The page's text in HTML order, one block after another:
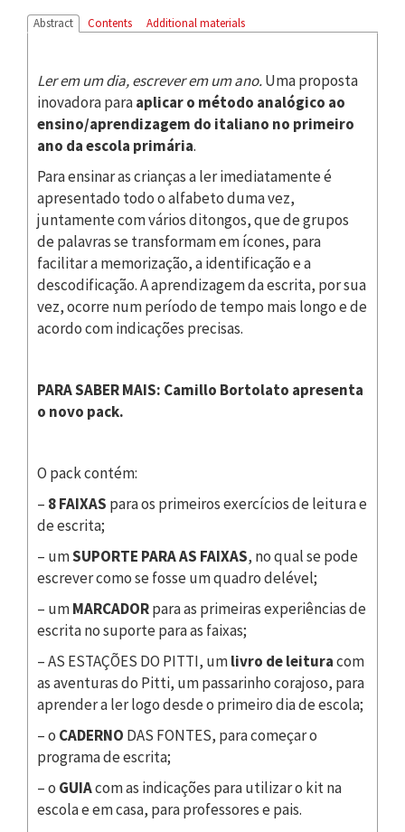
Abstract Contents Additional materials
Ler em um dia, escrever em um ano.Uma proposta
inovadora paraaplicar o método analógico ao
ensino/aprendizagem do italiano no primeiro
ano da escola primária.
Para ensinar as crianças a ler imediatamente é
apresentado todo o alfabeto duma vez,
juntamente com vários ditongos, que de grupos
de palavras se transformam em ícones, para
facilitar a memorização, a identificação e a
descodificação. A aprendizagem da escrita, por sua
vez, ocorre num período de tempo mais longo e de
acordo com indicações precisas.
PARA SABER MAIS: Camillo Bortolato apresenta
o novo pack.
O pack contém:
– 8 FAIXAS para os primeiros exercícios de leitura e
de escrita;
– umSUPORTE PARA AS FAIXAS, no qual se pode
escrever como se fosse um quadro delével;
– umMARCADORpara as primeiras experiências de
escrita no suporte para as faixas;
– AS ESTAÇÕES DO PITTI, umlivro de leituracom
as aventuras do Pitti, um passarinho corajoso, para
aprender a ler logo desde o primeiro dia de escola;
– o CADERNO DAS FONTES, para começar o
programa de escrita;
– o GUIAcom as indicações para utilizar o kit na
escola e em casa, para professores e pais.